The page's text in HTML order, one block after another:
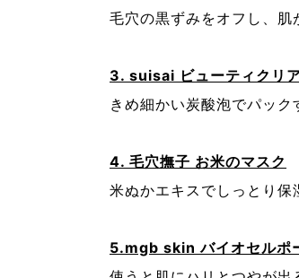
毛穴の黒ずみをオフし、肌
3. suisai ビューティクリ
きめ細かい炭酸泡でパック
4. 毛穴撫子 お米のマスク
米ぬかエキスでしっとり保
5.mgb skin バイオセルポ